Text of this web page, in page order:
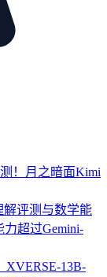
！月之暗面Kimi
评测与数学能
力超过Gemini-
XVERSE-13B-